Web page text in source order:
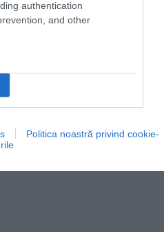
authentication
and other
Politica noastră privind cookie-
sau Volocopter
electrice aeriene și
de certificare în SUA și